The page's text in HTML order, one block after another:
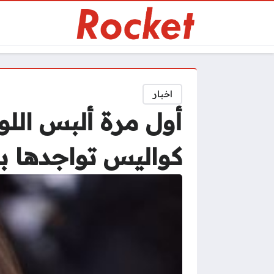
اخبار
أول مرة ألبس
كواليس تواجدها